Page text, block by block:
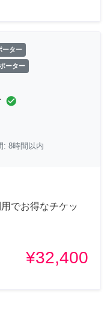
ーター
ーター
check_circle
: 8時間以内
でお得なチケッ
¥32,400